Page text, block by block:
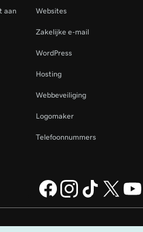
aan Websites
Zakelijke e-mail
WordPress
Hosting
Webbeveiliging
Logomaker
Telefoonnummers